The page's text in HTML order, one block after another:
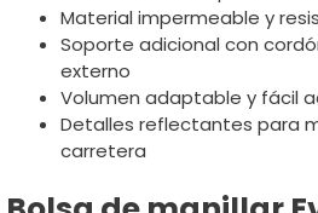
Material impermeable y
Soporte adicional con
externo
Volumen adaptable y fácil
Detalles reflectantes para
carretera